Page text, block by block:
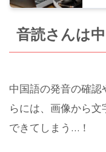
音読さんは
中国語の発音の確認
らには、画像から
できてしまう…！